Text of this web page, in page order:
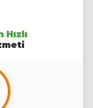
Hızlı